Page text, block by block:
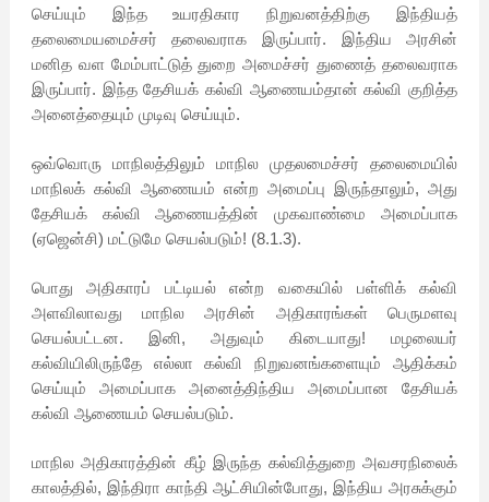
செய்யும் இந்த உயரதிகார நிறுவனத்திற்கு இந்தியத்
தலைமையமைச்சர் தலைவராக இருப்பார். இந்திய அரசின்
மனித வள மேம்பாட்டுத் துறை அமைச்சர் துணைத் தலைவராக
இருப்பார். இந்த தேசியக் கல்வி ஆணையம்தான் கல்வி குறித்த
அனைத்தையும் முடிவு செய்யும்.
ஒவ்வொரு மாநிலத்திலும் மாநில முதலமைச்சர் தலைமையில்
மாநிலக் கல்வி ஆணையம் என்ற அமைப்பு இருந்தாலும், அது
தேசியக் கல்வி ஆணையத்தின் முகவாண்மை அமைப்பாக
(ஏஜென்சி) மட்டுமே செயல்படும்! (8.1.3).
பொது அதிகாரப் பட்டியல் என்ற வகையில் பள்ளிக் கல்வி
அளவிலாவது மாநில அரசின் அதிகாரங்கள் பெருமளவு
செயல்பட்டன. இனி, அதுவும் கிடையாது! மழலையர்
கல்வியிலிருந்தே எல்லா கல்வி நிறுவனங்களையும் ஆதிக்கம்
செய்யும் அமைப்பாக அனைத்திந்திய அமைப்பான தேசியக்
கல்வி ஆணையம் செயல்படும்.
மாநில அதிகாரத்தின் கீழ் இருந்த கல்வித்துறை அவசரநிலைக்
காலத்தில், இந்திரா காந்தி ஆட்சியின்போது, இந்திய அரசுக்கும்